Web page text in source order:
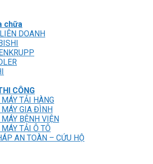
chữa
DOANH
CÔNG
TẢI HÀNG
MÁY GIA ĐÌNH
BỆNH VIỆN
TẢI Ô TÔ
AN TOÀN – CỨU HỘ